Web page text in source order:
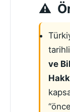
tarihli
ve